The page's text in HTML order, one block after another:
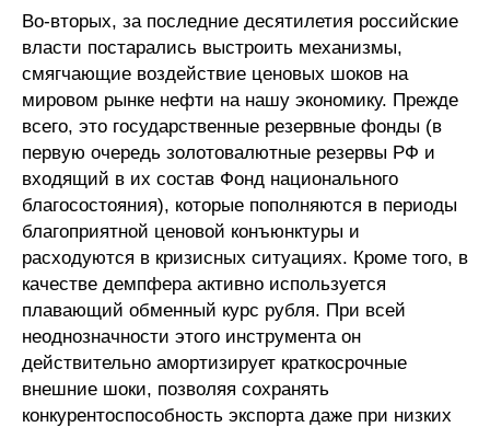
Во-вторых, за последние десятилетия российские
власти постарались выстроить механизмы,
смягчающие воздействие ценовых шоков на
мировом рынке нефти на нашу экономику. Прежде
всего, это государственные резервные фонды (в
первую очередь золотовалютные резервы РФ и
входящий в их состав Фонд национального
благосостояния), которые пополняются в периоды
благоприятной ценовой конъюнктуры и
расходуются в кризисных ситуациях. Кроме того, в
качестве демпфера активно используется
плавающий обменный курс рубля. При всей
неоднозначности этого инструмента он
действительно амортизирует краткосрочные
внешние шоки, позволяя сохранять
конкурентоспособность экспорта даже при низких